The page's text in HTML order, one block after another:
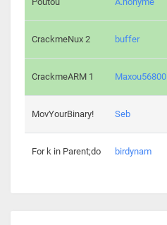
CrackmeNux 2 buffer
CrackmeARM 1 Maxou56800
MovYourBinary! Seb
For k in Parent;do birdynam